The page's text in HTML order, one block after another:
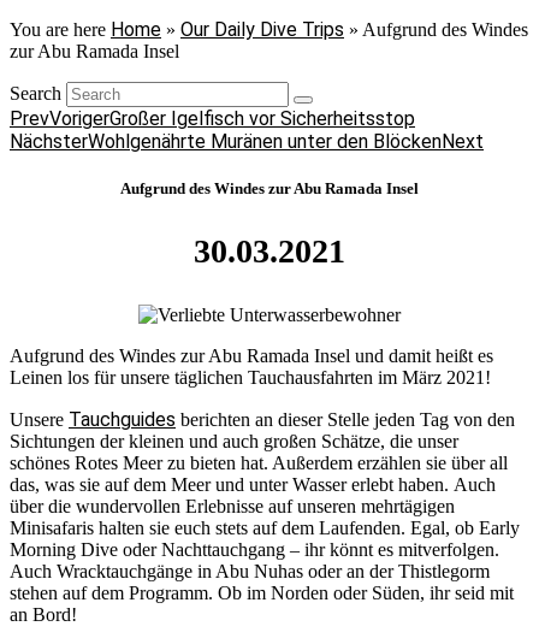
You are here Home » Our Daily Dive Trips » Aufgrund des Windes
zur Abu Ramada Insel
Search
PrevVorigerGroßer Igelfisch vor Sicherheitsstop
NächsterWohlgenährte Muränen unter den BlöckenNext
Aufgrund des Windes zur Abu Ramada Insel
30.03.2021
Aufgrund des Windes zur Abu Ramada Insel und damit heißt es
Leinen los für unsere täglichen Tauchausfahrten im März 2021!
Unsere Tauchguides berichten an dieser Stelle jeden Tag von den
Sichtungen der kleinen und auch großen Schätze, die unser
schönes Rotes Meer zu bieten hat. Außerdem erzählen sie über all
das, was sie auf dem Meer und unter Wasser erlebt haben. Auch
über die wundervollen Erlebnisse auf unseren mehrtägigen
Minisafaris halten sie euch stets auf dem Laufenden. Egal, ob Early
Morning Dive oder Nachttauchgang – ihr könnt es mitverfolgen.
Auch Wracktauchgänge in Abu Nuhas oder an der Thistlegorm
stehen auf dem Programm. Ob im Norden oder Süden, ihr seid mit
an Bord!